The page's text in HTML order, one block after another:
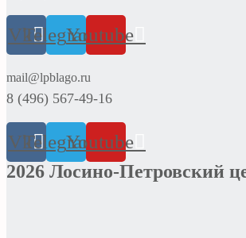
VkTelegramYoutube
mail@lpblago.ru
8 (496) 567-49-16
VkTelegramYoutube
2026 Лосино-Петровский